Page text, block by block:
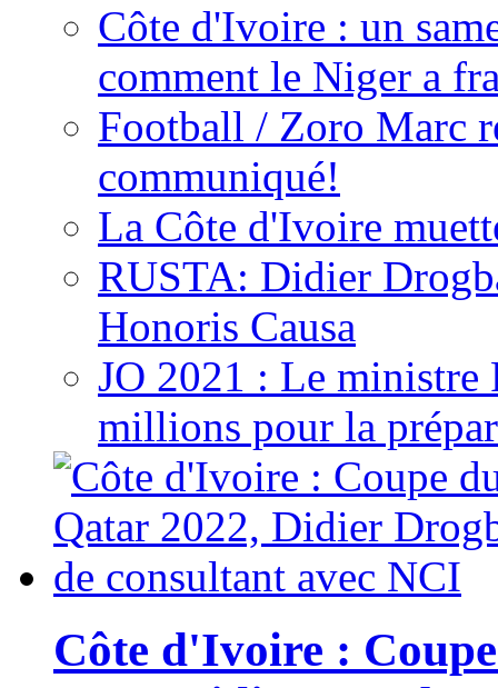
Côte d'Ivoire : un
comment le Niger a
Football / Zoro Marc
communiqué!
La Côte d'Ivoire
RUSTA: Didier
Honoris Causa
JO 2021 : Le ministre
millions pour la
Côte d'Ivoire :